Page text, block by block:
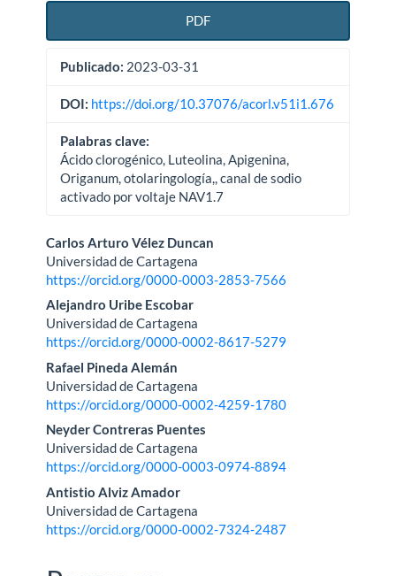
PDF
Publicado: 2023-03-31
DOI: https://doi.org/10.37076/acorl.v51i1.676
Palabras clave:
Ácido clorogénico, Luteolina, Apigenina,
Origanum, otolaringología,, canal de sodio
activado por voltaje NAV1.7
Contenido
principal
del
artículo
Carlos Arturo Vélez Duncan
Universidad de Cartagena
https://orcid.org/0000-0003-2853-7566
Alejandro Uribe Escobar
Universidad de Cartagena
https://orcid.org/0000-0002-8617-5279
Rafael Pineda Alemán
Universidad de Cartagena
https://orcid.org/0000-0002-4259-1780
Neyder Contreras Puentes
Universidad de Cartagena
https://orcid.org/0000-0003-0974-8894
Antistio Alviz Amador
Universidad de Cartagena
https://orcid.org/0000-0002-7324-2487